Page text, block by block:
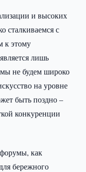
и высоких
сталкиваемся с
к этому
лишь
не будем широко
на уровне
быть поздно –
конкуренции
как
бережного